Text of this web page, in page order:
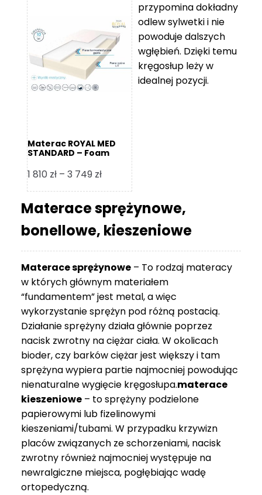
119 zł
do
11
670 zł
Materac ROYAL MED
STANDARD – Foam
1 810 zł – 3 749 złZakres
cen:
od
1
810 zł
749 zł
przypomina dokładny
odlew sylwetki i nie
powoduje dalszych
wgłębień. Dzięki temu
kręgosłup leży w
idealnej pozycji.
Materace sprężynowe,
bonellowe, kieszeniowe
Materace sprężynowe – To rodzaj materacy
w których głównym materiałem
“fundamentem” jest metal, a więc
wykorzystanie sprężyn pod różną postacią.
Działanie sprężyny działa głównie poprzez
nacisk zwrotny na ciężar ciała. W okolicach
bioder, czy barków ciężar jest większy i tam
sprężyna wypiera partie najmocniej powodując
nienaturalne wygięcie kręgosłupa.materace
kieszeniowe – to sprężyny podzielone
papierowymi lub fizelinowymi
kieszeniami/tubami. W przypadku krzywizn
placów związanych ze schorzeniami, nacisk
zwrotny również najmocniej występuje na
newralgiczne miejsca, pogłębiając wadę
ortopedyczną.